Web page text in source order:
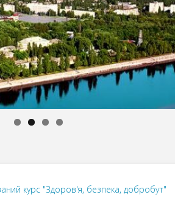
курс "Здоров'я, безпека, добробут"